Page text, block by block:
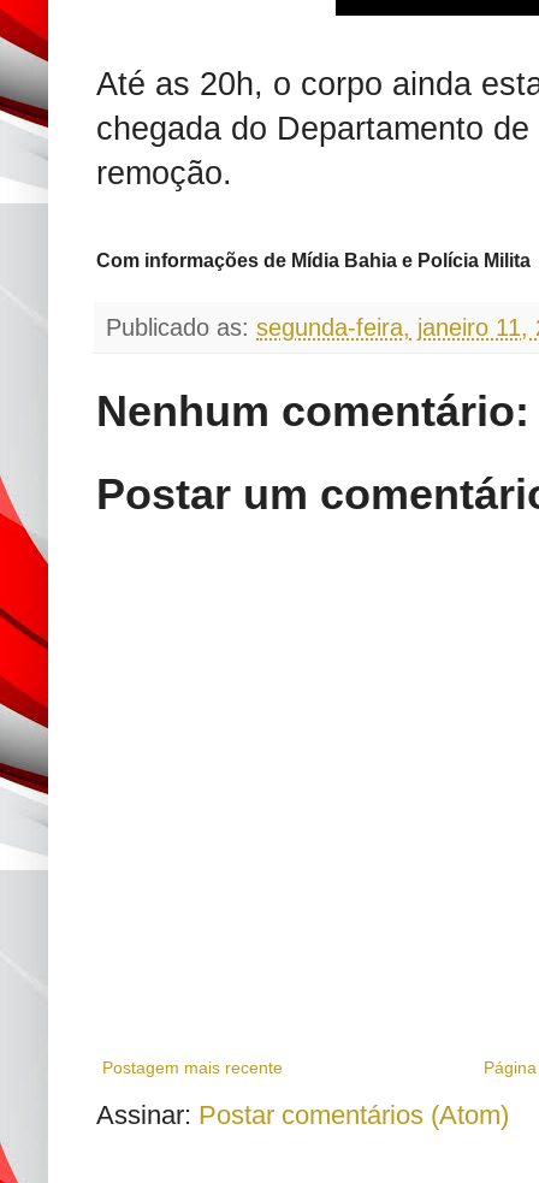
Até as 20h, o corpo ainda
chegada do Departamento
remoção.
Com informações de Mídia Bahia e Polícia Milita
Publicado as: segunda-feira, janeiro 11,
Nenhum comentário:
Postar um
Postagem mais recente
Assinar: Postar comentários (Atom)